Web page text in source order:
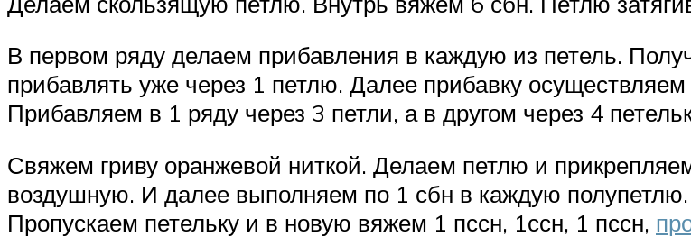
В первом ряду делаем прибавления в каждую из петель.
прибавлять уже через 1 петлю. Далее прибавку
Прибавляем в 1 ряду через 3 петли, а в другом через 4
Свяжем гриву оранжевой ниткой. Делаем петлю и
воздушную. И далее выполняем по 1 сбн в каждую
Пропускаем петельку и в новую вяжем 1 пссн, 1ссн, 1 пссн,